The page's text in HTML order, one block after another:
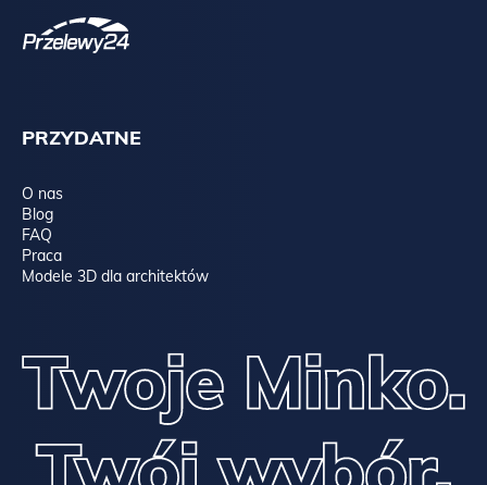
PRZYDATNE
O nas
Blog
FAQ
Praca
Modele 3D dla architektów